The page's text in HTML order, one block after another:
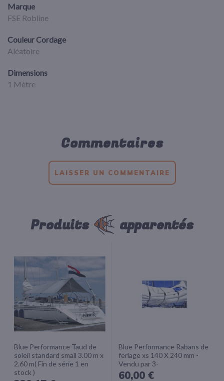
Marque
FSE Robline
Couleur Cordage
Aléatoire
Dimensions
1 Mètre
Commentaires
LAISSER UN COMMENTAIRE
Produits apparentés
Blue Performance Taud de
soleil standard small 3.00 m x
2.60 m( Fin de série 1 en
stock )
Blue Performance Rabans de
ferlage xs 140 X 240 mm -
Vendu par 3-
60,00 €